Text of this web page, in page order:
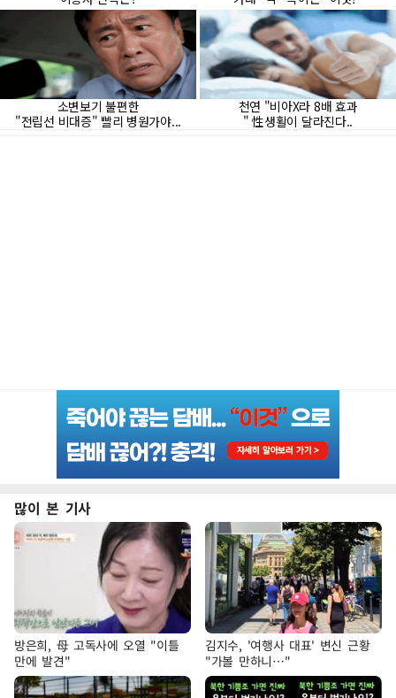
많이 본 기사
방은희, 母 고독사에 오열 "이틀
만에 발견"
김지수, '여행사 대표' 변신 근황
"가볼 만하니…"